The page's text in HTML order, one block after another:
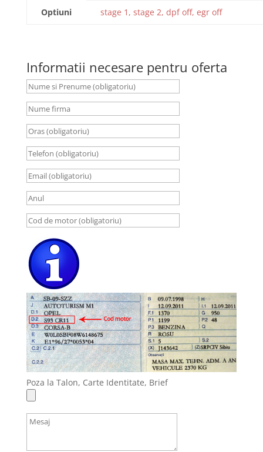
Optiuni stage 1, stage 2, dpf off, egr off
Informatii necesare pentru oferta
Poza la Talon, Carte Identitate, Brief